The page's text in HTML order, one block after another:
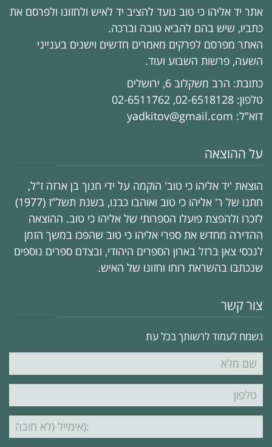
אתר יד אליהו כי טוב נועד להציב יד לאיש ולחזונו ולפרסם את
כתביו, שיש בהם להביא טובה וברכה.
האתר מפרסם לפרקים מאמרים חדשים וישנים בענייני
השעה, פרשות השבוע ועוד.
כתובת: הרב משקלוב 6, ירושלים
טלפון: 02-6518128, 02-6511762
דוא"ל: yadkitov@gmail.com
על ההוצאה
הוצאת 'יד אליהו כי טוב' הוקמה על ידי חנוך בן ארזה ז"ל,
חתנו של ר' אליהו כי טוב ואוהבו כבנו, בשנת תשל"ז (1977)
לזכרו ולהפצת פועלו הספרותי של אליהו כי טוב. ההוצאה
ההדירה מחדש את ספרי אליהו כי טוב שהפכו במשך הזמן
לנכסי צאן ברזל בארון הספרים היהודי, ובצדם ספרים נוספים
שנכתבו בהשראת רוחו וחזונו של האיש.
צור קשר
נשמח לעמוד לרשותך בכל עת
שם
מלא
טלפון